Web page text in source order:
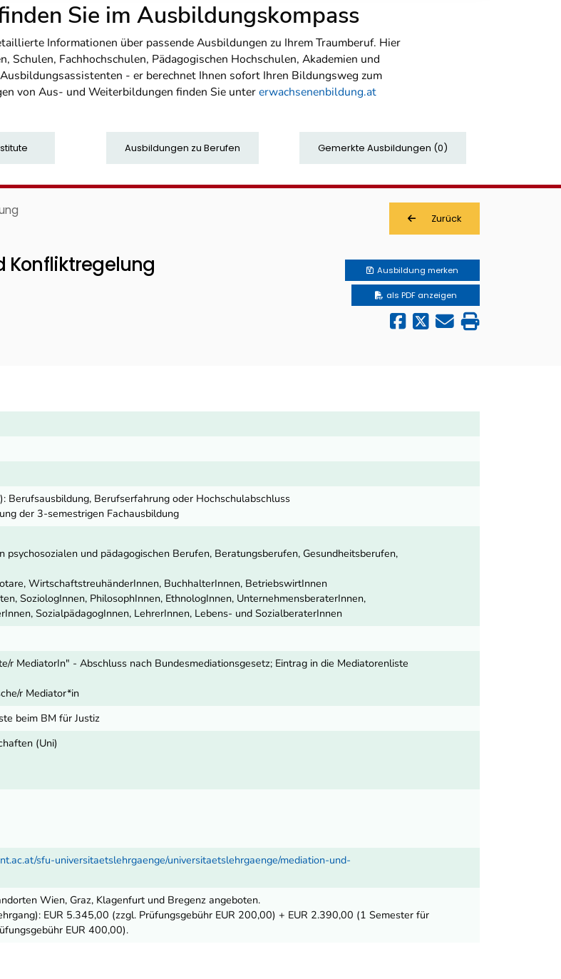
Sie im Ausbildungskompass
Informationen über passende Ausbildungen zu Ihrem Traumberuf. Hier
Schulen, Fachhochschulen, Pädagogischen Hochschulen, Akademien und
- er berechnet Ihnen sofort Ihren Bildungsweg zum
von Aus- und Weiterbildungen finden Sie untererwachsenenbildung.at
Ausbildungen zu Berufen Gemerkte Ausbildungen (0)
Zurück
Konfliktregelung Ausbildung merken
als PDF anzeigen
Berufsausbildung, Berufserfahrung oder Hochschulabschluss
der 3-semestrigen Fachausbildung
psychosozialen und pädagogischen Berufen, Beratungsberufen, Gesundheitsberufen,
WirtschaftstreuhänderInnen, BuchhalterInnen, BetriebswirtInnen
SoziologInnen, PhilosophInnen, EthnologInnen, UnternehmensberaterInnen,
SozialpädagogInnen, LehrerInnen, Lebens- und SozialberaterInnen
r MediatorIn" - Abschluss nach Bundesmediationsgesetz; Eintrag in die Mediatorenliste
r Mediator*in
beim BM für Justiz
(Uni)
sfu-universitaetslehrgaenge/universitaetslehrgaenge/mediation-und-
Link
Wien, Graz, Klagenfurt und Bregenz angeboten.
EUR 5.345,00 (zzgl. Prüfungsgebühr EUR 200,00) + EUR 2.390,00 (1 Semester für
EUR 400,00).